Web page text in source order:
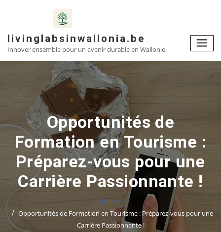
livinglabsinwallonia.be
Innover ensemble pour un avenir durable en Wallonie.
Opportunités de
Formation en Tourisme :
Préparez-vous pour une
Carrière Passionnante !
Home
Opportunités de Formation en Tourisme : Préparez-vous pour une
Carrière Passionnante !